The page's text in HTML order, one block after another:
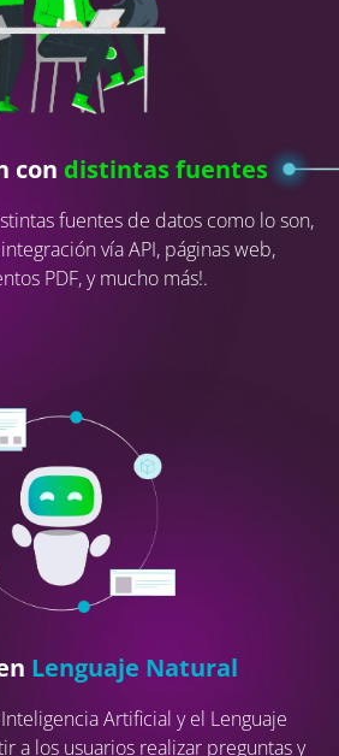
con distintas fuentes
fuentes de datos como lo son,
vía API, páginas web,
PDF, y mucho más!.
Lenguaje Natural
Artificial y el Lenguaje
a los usuarios realizar preguntas y